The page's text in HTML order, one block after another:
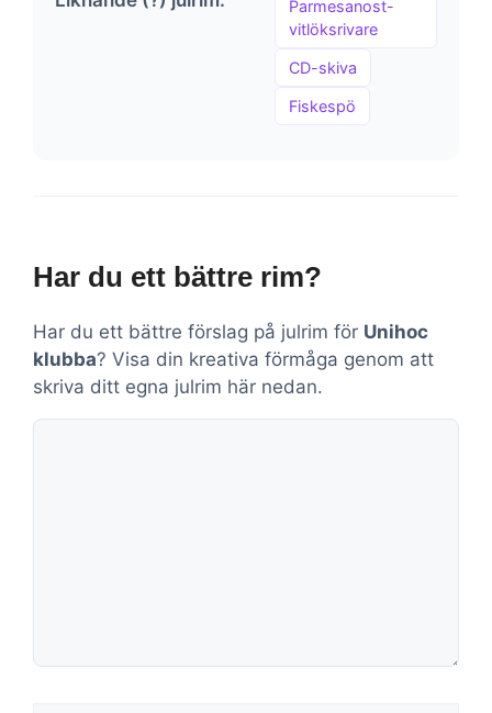
Parmesanost-
vitlöksrivare
CD-skiva
Fiskespö
Har du ett bättre rim?
Har du ett bättre förslag på julrim för Unihoc
klubba? Visa din kreativa förmåga genom att
skriva ditt egna julrim här nedan.
Kommentar